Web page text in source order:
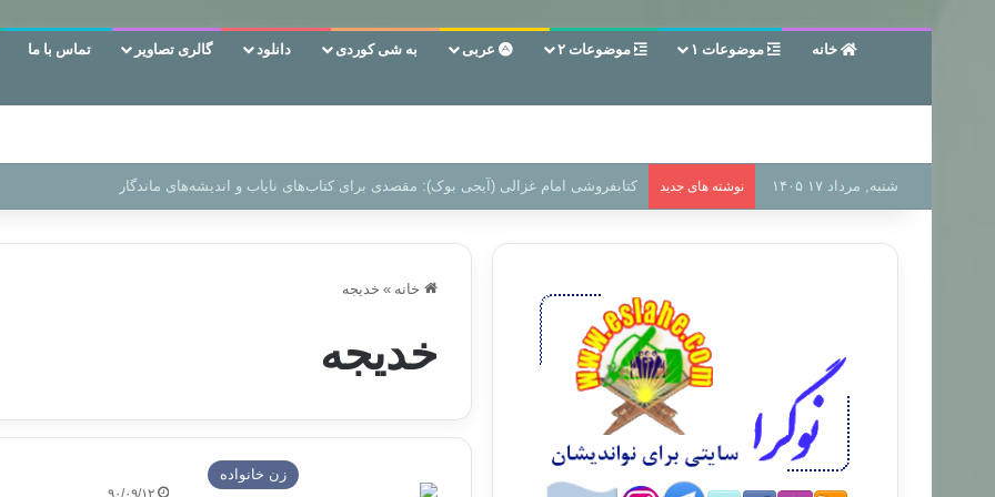
خانه موضوعات ۱ موضوعات ۲ عربی به شی کوردی دانلود گالری تصاویر تماس با ما
شنبه, مرداد ۱۷ ۱۴۰۵ نوشته های جدید سر دفتر فساد در زمین‌، دوری وکناره‌گیری از راه خداست‌!
خانه » خدیجه
خدیجه
زن خانواده
۹۰/۰۹/۱۲